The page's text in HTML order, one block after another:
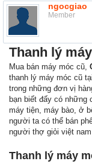
ngocgiao
Member
Thanh lý
Mua bán máy móc cũ,
thanh lý máy móc cũ
trong những đơn vị
bạn biết đấy có những
máy tiện, máy bào, ở
người ta có thể bán
người thợ giỏi việt
Thanh lý máy